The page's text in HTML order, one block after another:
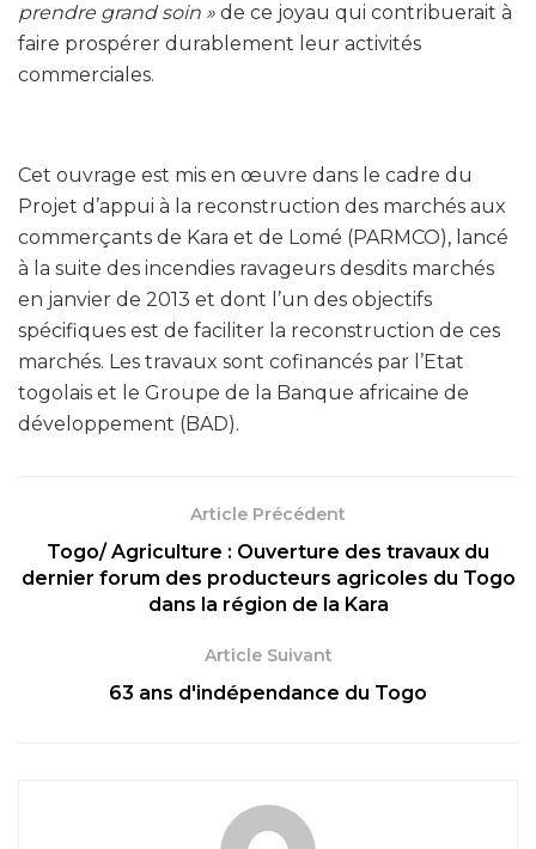
prendre grand soin » de ce joyau qui contribuerait à
faire prospérer durablement leur activités
commerciales.
Cet ouvrage est mis en œuvre dans le cadre du
Projet d’appui à la reconstruction des marchés aux
commerçants de Kara et de Lomé (PARMCO), lancé
à la suite des incendies ravageurs desdits marchés
en janvier de 2013 et dont l’un des objectifs
spécifiques est de faciliter la reconstruction de ces
marchés. Les travaux sont cofinancés par l’Etat
togolais et le Groupe de la Banque africaine de
développement (BAD).
Article Précédent
Togo/ Agriculture : Ouverture des travaux du
dernier forum des producteurs agricoles du Togo
dans la région de la Kara
Article Suivant
63 ans d'indépendance du Togo